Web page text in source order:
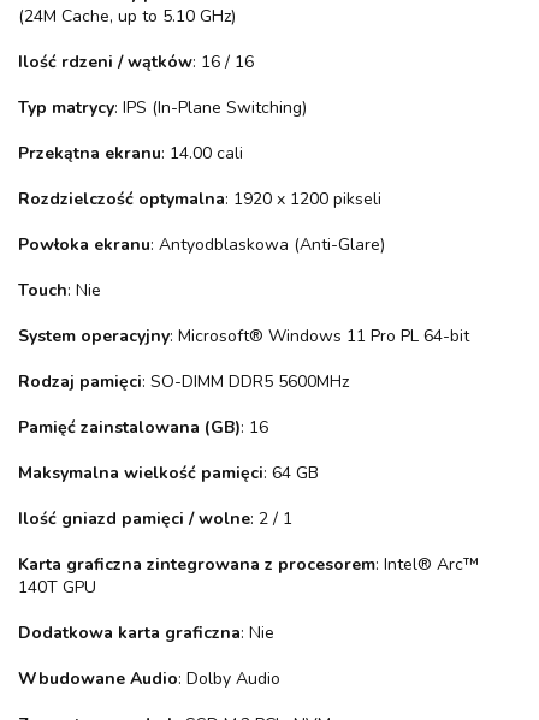
(24M Cache, up to 5.10 GHz)
Ilość rdzeni / wątków: 16 / 16
Typ matrycy: IPS (In-Plane Switching)
Przekątna ekranu: 14.00 cali
Rozdzielczość optymalna: 1920 x 1200 pikseli
Powłoka ekranu: Antyodblaskowa (Anti-Glare)
Touch: Nie
System operacyjny: Microsoft® Windows 11 Pro PL 64-bit
Rodzaj pamięci: SO-DIMM DDR5 5600MHz
Pamięć zainstalowana (GB): 16
Maksymalna wielkość pamięci: 64 GB
Ilość gniazd pamięci / wolne: 2 / 1
Karta graficzna zintegrowana z procesorem: Intel® Arc™
140T GPU
Dodatkowa karta graficzna: Nie
Wbudowane Audio: Dolby Audio